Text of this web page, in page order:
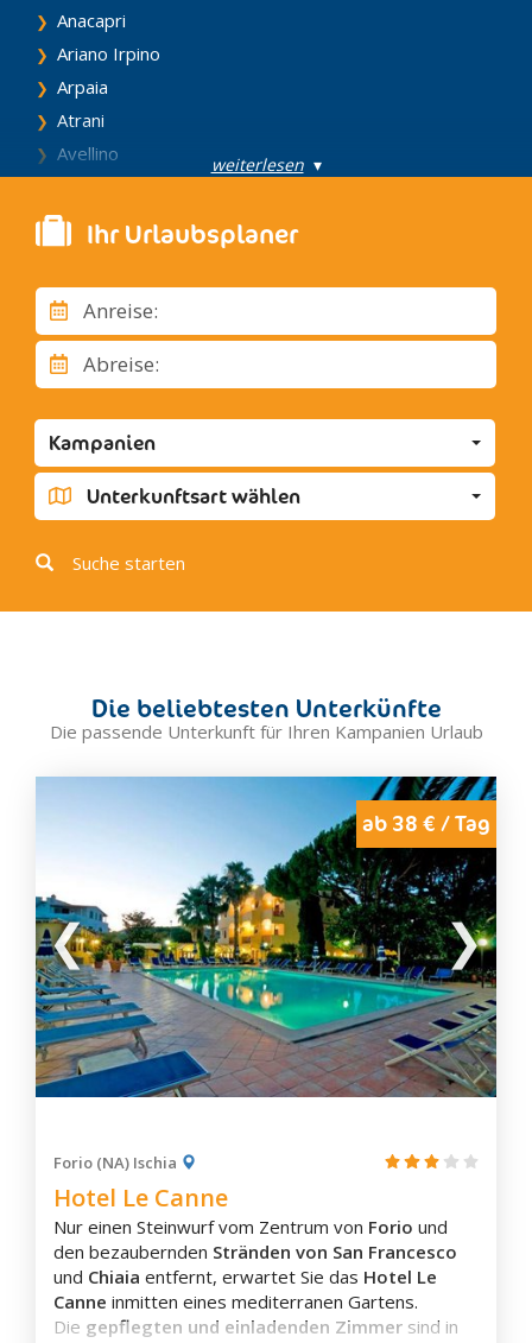
Anacapri
Ariano Irpino
Arpaia
Atrani
Avellino
Barano D'Ischia
Battipaglia
Benevento
Calvi Risorta
Capri
Capua
Casal Velino
Casamicciola Terme
Caserta
Castel Volturno
Castellamare di Stabia
Cimitile
Forio
Ischia
Lacco Ameno
Massa Lubrense
Mercogliano
Meta
Minori
Mirabella Eclano
Mondragone
Montesarchio
Nocera Inferiore
Nocera Superiore
Nola
Padula
Paestum
Palinuro
weiterlesen▾
Ihr Urlaubsplaner
Anreise:
Abreise:
Kampanien
Unterkunftsart wählen
Suche starten
Die beliebtesten Unterkünfte
Die passende Unterkunft für Ihren Kampanien Urlaub
ab 38 € / Tag
Forio (NA) Ischia
Hotel Le Canne
Nur einen Steinwurf vom Zentrum von Forio und
den bezaubernden Stränden von San Francesco
und Chiaia entfernt, erwartet Sie das Hotel Le
Canne inmitten eines mediterranen Gartens.
Die gepflegten und einladenden Zimmer sind in